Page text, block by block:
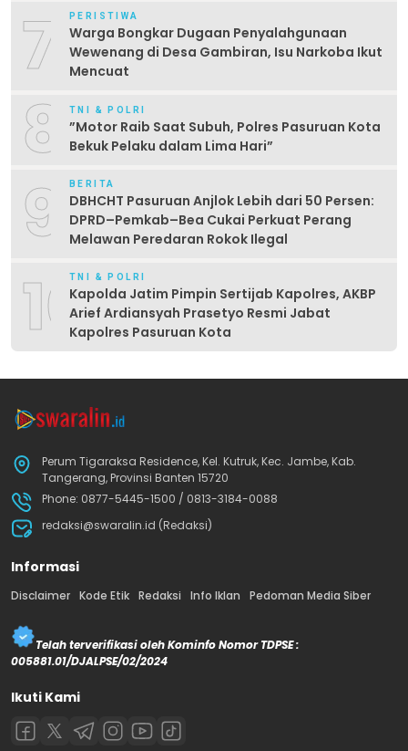
7 PERISTIWA
Warga Bongkar Dugaan Penyalahgunaan
Wewenang di Desa Gambiran, Isu Narkoba Ikut
Mencuat
8 TNI & POLRI
‎”Motor Raib Saat Subuh, Polres Pasuruan Kota
Bekuk Pelaku dalam Lima Hari” ‎
9 BERITA
DBHCHT Pasuruan Anjlok Lebih dari 50 Persen:
DPRD–Pemkab–Bea Cukai Perkuat Perang
Melawan Peredaran Rokok Ilegal
10TNI & POLRI
Kapolda Jatim Pimpin Sertijab Kapolres, AKBP
Arief Ardiansyah Prasetyo Resmi Jabat
Kapolres Pasuruan Kota
Perum Tigaraksa Residence, Kel. Kutruk, Kec. Jambe, Kab.
Tangerang, Provinsi Banten 15720
Phone: 0877-5445-1500 / 0813-3184-0088
redaksi@swaralin.id (Redaksi)
Informasi
Disclaimer Kode Etik Redaksi Info Iklan Pedoman Media Siber
Telah terverifikasi oleh Kominfo Nomor TDPSE :
005881.01/DJALPSE/02/2024
Ikuti Kami